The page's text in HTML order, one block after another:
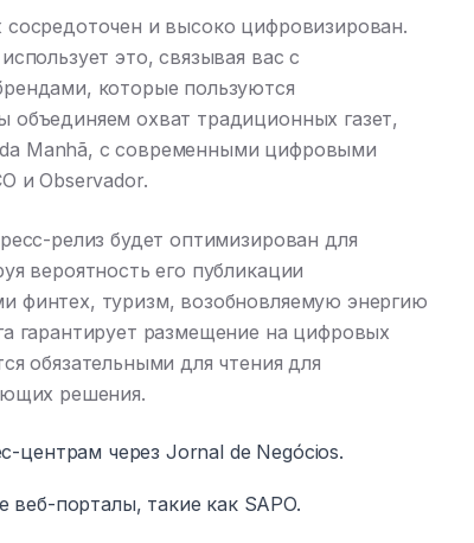
и высоко цифровизирован.
это, связывая вас с
которые пользуются
охват традиционных газет,
Manhã, с современными цифровыми
и Observador.
релиз будет оптимизирован для
вероятность его публикации
финтех, туризм, возобновляемую энергию
гарантирует размещение на цифровых
обязательными для чтения для
решения.
центрам через Jornal de Negócios.
порталы, такие как SAPO.